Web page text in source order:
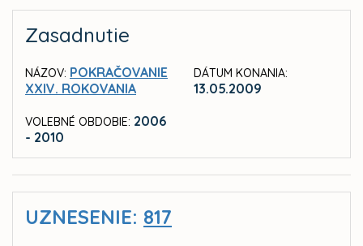
Zasadnutie
NÁZOV: POKRAČOVANIE
XXIV. ROKOVANIA
VOLEBNÉ OBDOBIE: 2006
- 2010
DÁTUM KONANIA:
13.05.2009
UZNESENIE: 817